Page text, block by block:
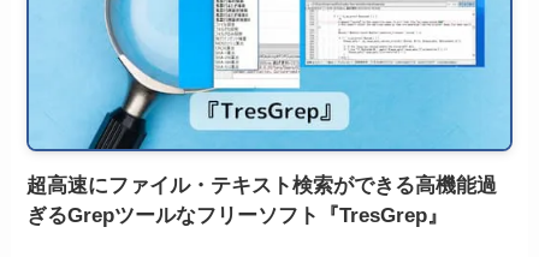
超高速にファイル・テキスト検索ができる高機能過
ぎるGrepツールなフリーソフト『TresGrep』